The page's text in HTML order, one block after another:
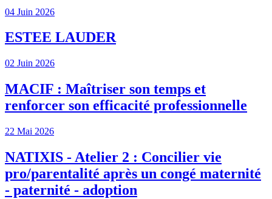
04 Juin 2026
ESTEE LAUDER
02 Juin 2026
MACIF : Maîtriser son temps et
renforcer son efficacité professionnelle
22 Mai 2026
NATIXIS - Atelier 2 : Concilier vie
pro/parentalité après un congé maternité
- paternité - adoption